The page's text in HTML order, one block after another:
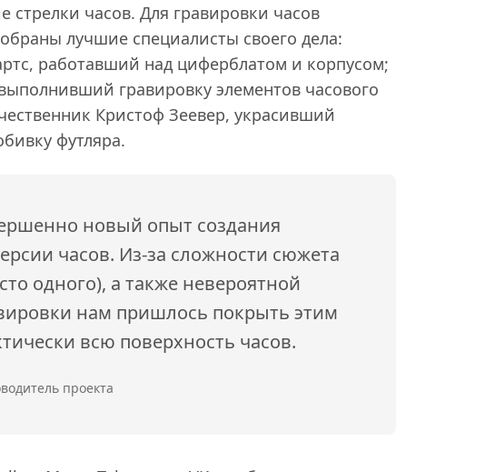
часов. Для гравировки часов
лучшие специалисты своего дела:
работавший над циферблатом и корпусом;
гравировку элементов часового
Кристоф Зеевер, украсивший
футляра.
новый опыт создания
часов. Из-за сложности сюжета
одного), а также невероятной
нам пришлось покрыть этим
всю поверхность часов.
проекта